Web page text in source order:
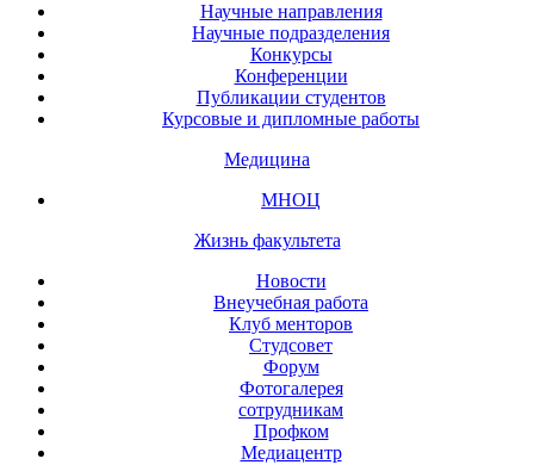
Научные направления
Научные подразделения
Конкурсы
Конференции
Публикации студентов
Курсовые и дипломные работы
Медицина
МНОЦ
Жизнь факультета
Новости
Внеучебная работа
Клуб менторов
Студсовет
Форум
Фотогалерея
сотрудникам
Профком
Медиацентр